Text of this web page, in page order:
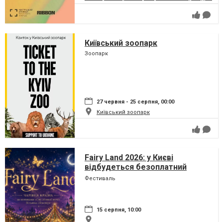
Київський зоопарк
Зоопарк
27 червня - 25 серпня, 00:00
Київський зоопарк
Fairy Land 2026: у Києві
відбудеться безоплатний
сімейний фестиваль, який
Фестиваль
15 серпня, 10:00